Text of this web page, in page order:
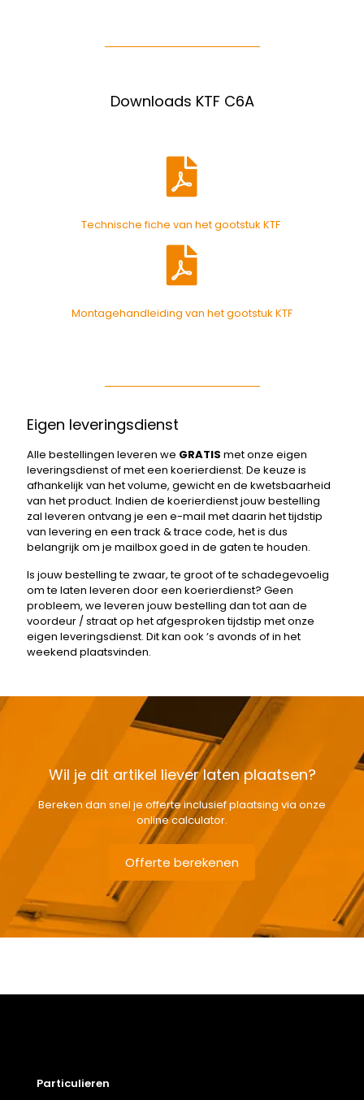
Downloads KTF C6A
Technische fiche van het gootstuk KTF
Montagehandleiding van het gootstuk KTF
Eigen leveringsdienst
Alle bestellingen leveren we GRATIS met onze eigen
leveringsdienst of met een koerierdienst. De keuze is
afhankelijk van het volume, gewicht en de kwetsbaarheid
van het product. Indien de koerierdienst jouw bestelling
zal leveren ontvang je een e-mail met daarin het tijdstip
van levering en een track & trace code, het is dus
belangrijk om je mailbox goed in de gaten te houden.
Is jouw bestelling te zwaar, te groot of te schadegevoelig
om te laten leveren door een koerierdienst? Geen
probleem, we leveren jouw bestelling dan tot aan de
voordeur / straat op het afgesproken tijdstip met onze
eigen leveringsdienst. Dit kan ook ‘s avonds of in het
weekend plaatsvinden.
Wil je dit artikel liever laten plaatsen?
Bereken dan snel je offerte inclusief plaatsing via onze
online calculator.
Offerte berekenen
Particulieren